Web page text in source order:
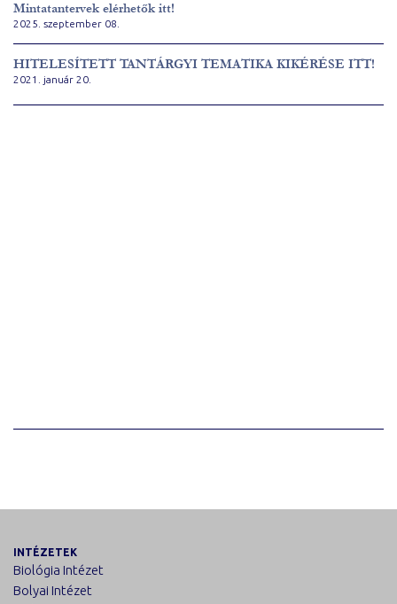
Mintatantervek elérhetők itt!
2025. szeptember 08.
HITELESÍTETT TANTÁRGYI TEMATIKA KIKÉRÉSE ITT!
2021. január 20.
INTÉZETEK
Biológia Intézet
Bolyai Intézet